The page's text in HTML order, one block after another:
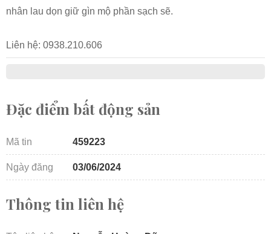
nhân lau dọn giữ gìn mộ phần sạch sẽ.
Liên hệ: 0938.210.606
Đặc điểm bất động sản
Mã tin 459223
Ngày đăng 03/06/2024
Thông tin liên hệ